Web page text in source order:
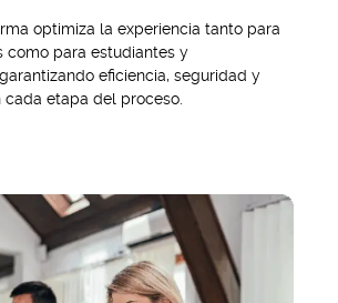
optimiza la experiencia tanto para
como para estudiantes y
eficiencia, seguridad y
etapa del proceso.